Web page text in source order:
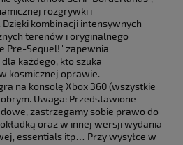
rozgrywki i
kombinacji intensywnych
terenów i oryginalnego
Pre-Sequel!" zapewnia
każdego, kto szuka
kosmicznej oprawie.
na konsolę Xbox 360 (wszystkie
Uwaga: Przedstawione
zastrzegamy sobie prawo do
oraz w innej wersji wydania
essentials itp… Przy wysyłce w